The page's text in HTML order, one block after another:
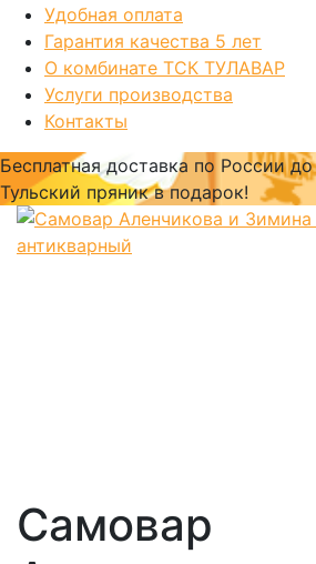
Удобная оплата
Гарантия качества 5 лет
О комбинате ТСК ТУЛАВАР
Услуги производства
Контакты
Бесплатная доставка по России до
Тульский пряник в подарок!
Самовар